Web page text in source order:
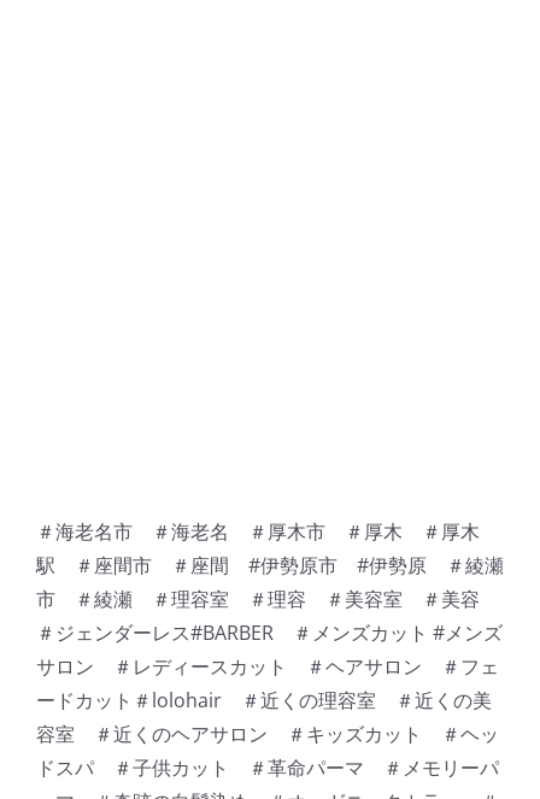
＃海老名市 ＃海老名 ＃厚木市 ＃厚木 ＃厚木
駅 ＃座間市 ＃座間 #伊勢原市 #伊勢原 ＃綾瀬
市 ＃綾瀬 ＃理容室 ＃理容 ＃美容室 ＃美容
＃ジェンダーレス#BARBER ＃メンズカット #メンズ
サロン ＃レディースカット ＃ヘアサロン ＃フェ
ードカット＃lolohair ＃近くの理容室 ＃近くの美
容室 ＃近くのヘアサロン ＃キッズカット ＃ヘッ
ドスパ ＃子供カット ＃革命パーマ ＃メモリーパ